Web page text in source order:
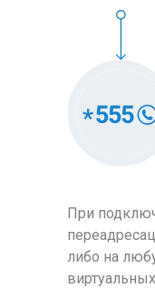
При
либо на